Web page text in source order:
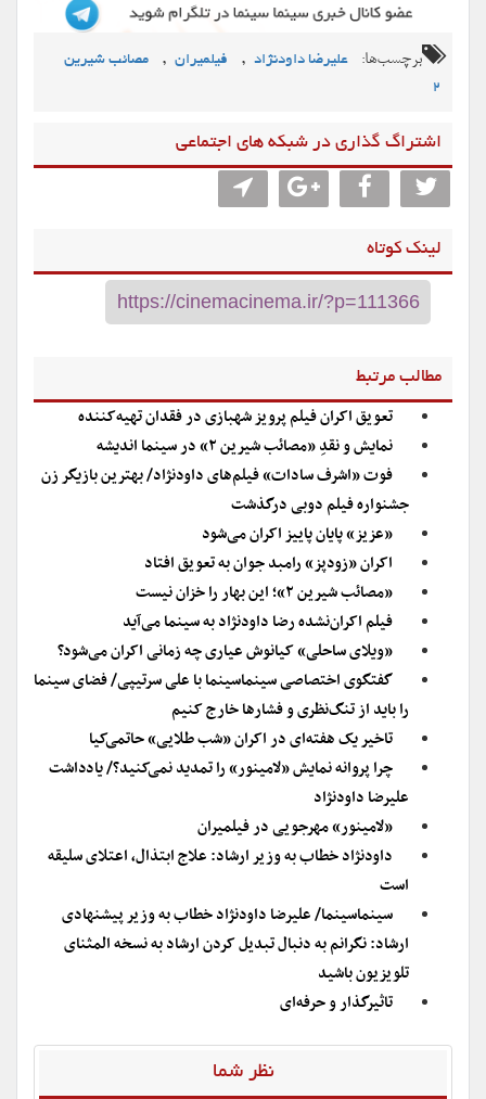
برچسب‌ها: علیرضا داودنژاد , فیلمیران ,
مصائب شیرین
2
اشتراگ گذاری در شبکه های اجتماعی
لینک کوتاه
مطالب مرتبط
تعویق اکران فیلم پرویز شهبازی در فقدان تهیه‌کننده
نمایش و نقدِ «مصائب شیرین ۲» در سینما اندیشه
فوت «اشرف سادات» فیلم‌های داودنژاد/ بهترین بازیگر زن
جشنواره‌ فیلم دوبی درگذشت
«عزیز» پایان پاییز اکران می‌شود
اکران «زودپز» رامبد جوان به تعویق افتاد
«مصائب شیرین ۲»؛ این بهار را خزان نیست
فیلم اکران‌نشده رضا داودنژاد به سینما می‌آید
«ویلای ساحلی» کیانوش عیاری چه زمانی اکران می‌شود؟
گفتگوی اختصاصی سینماسینما با علی سرتیپی/ فضای سینما
را باید از تنگ‌نظری‌ و فشارها خارج کنیم
تاخیر یک هفته‌ای در اکران «شب طلایی» حاتمی‌کیا
چرا پروانه نمایش «لامینور» را تمدید نمی‌کنید؟/ یادداشت
علیرضا داودنژاد
«لامینور» مهرجویی در فیلمیران
داودنژاد خطاب به وزیر ارشاد: علاج ابتذال، اعتلای سلیقه
است
سینماسینما/ علیرضا داودنژاد خطاب به وزیر پیشنهادی
ارشاد: نگرانم به دنبال تبدیل کردن ارشاد به نسخه المثنای
تلویزیون باشید
تاثیرگذار و حرفه‌ای
نظر شما